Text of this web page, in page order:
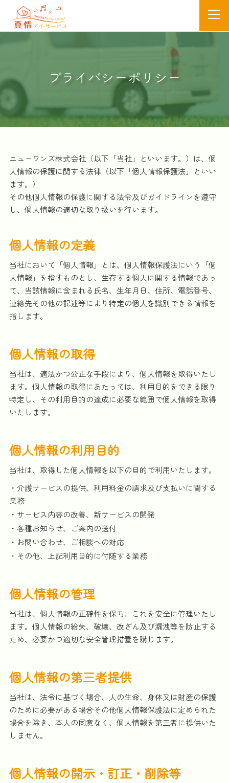
プライバシーポリシー
ニューワンズ株式会社（以下「当社」といいます。）は、個
人情報の保護に関する法律（以下「個人情報保護法」といい
ます。）
その他個人情報の保護に関する法令及びガイドラインを遵守
し、個人情報の適切な取り扱いを行います。
個人情報の定義
当社において「個人情報」とは、個人情報保護法にいう「個
人情報」を指すものとし、生存する個人に関する情報であっ
て、当該情報に含まれる氏名、生年月日、住所、電話番号、
連絡先その他の記述等により特定の個人を識別できる情報を
指します。
個人情報の取得
当社は、適法かつ公正な手段により、個人情報を取得いたし
ます。個人情報の取得にあたっては、利用目的をできる限り
特定し、その利用目的の達成に必要な範囲で個人情報を取得
いたします。
個人情報の利用目的
当社は、取得した個人情報を以下の目的で利用いたします。
・介護サービスの提供、利用料金の請求及び支払いに関する
業務
・サービス内容の改善、新サービスの開発
・各種お知らせ、ご案内の送付
・お問い合わせ、ご相談への対応
・その他、上記利用目的に付随する業務
個人情報の管理
当社は、個人情報の正確性を保ち、これを安全に管理いたし
ます。個人情報の紛失、破壊、改ざん及び漏洩等を防止する
ため、必要かつ適切な安全管理措置を講じます。
個人情報の第三者提供
当社は、法令に基づく場合、人の生命、身体又は財産の保護
のために必要がある場合その他個人情報保護法に定められた
場合を除き、本人の同意なく、個人情報を第三者に提供いた
しません。
個人情報の開示・訂正・削除等